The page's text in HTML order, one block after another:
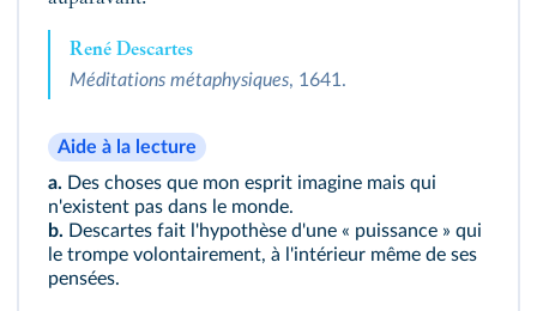
René Descartes
Méditations métaphysiques, 1641.
Aide à la lecture
a. Des choses que mon esprit imagine mais qui
n'existent pas dans le monde.
b. Descartes fait l'hypothèse d'une « puissance » qui
le trompe volontairement, à l'intérieur même de ses
pensées.